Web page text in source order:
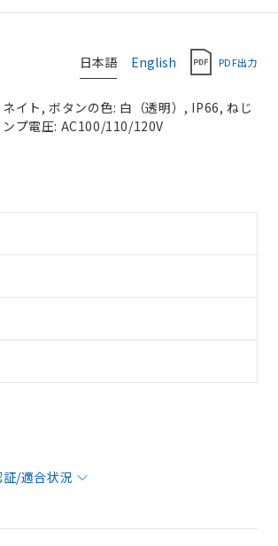
日本語 English PDF出力
イト, ボタンの色: 白（透明）, IP66, ねじ
プ電圧: AC100/110/120V
/適合状況